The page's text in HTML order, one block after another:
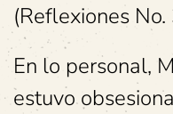
(Reflexiones No.
En lo personal,
estuvo